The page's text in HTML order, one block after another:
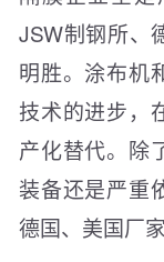
JSW制钢所、
明胜。涂布机
技术的进步，
产化替代。除
装备还是严重
德国、美国厂